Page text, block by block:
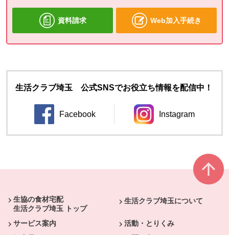
資料請求 Web加入手続き
生活クラブ埼玉 公式SNSでお役立ち情報を配信中！
Facebook
別のウィンドウで開きます。
Instagram
別のウィンドウ
生協の食材宅配
生活クラブ埼玉 トップ
生活クラブ埼玉について
サービス案内
活動・とりくみ